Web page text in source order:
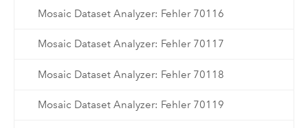
Mosaic Dataset Analyzer: Fehler 70116
Mosaic Dataset Analyzer: Fehler 70117
Mosaic Dataset Analyzer: Fehler 70118
Mosaic Dataset Analyzer: Fehler 70119